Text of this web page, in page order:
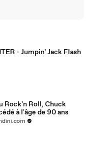
- Jumpin' Jack Flash
Rock'n Roll, Chuck
à l'âge de 90 ans